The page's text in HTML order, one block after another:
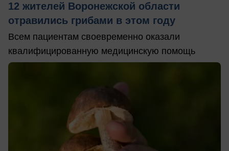
12 жителей Воронежской области
отравились грибами в этом году
Всем пациентам своевременно оказали
квалифицированную медицинскую помощь